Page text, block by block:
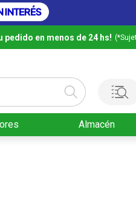
pedido en menos de 24 hs!
Almacén